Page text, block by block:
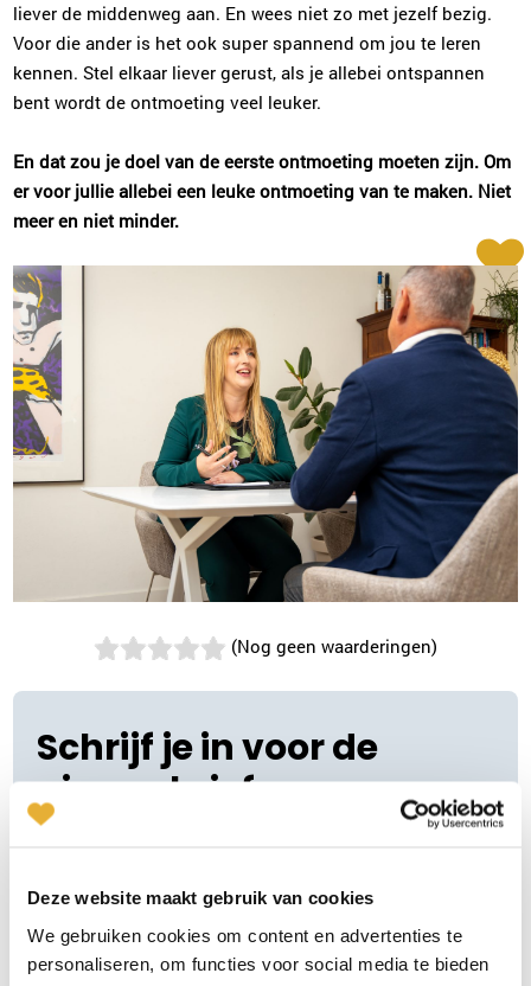
Deze website maakt gebruik van cookies
We gebruiken cookies om content en advertenties te
personaliseren, om functies voor social media te bieden
liever de middenweg aan. En wees niet zo met jezelf bezig.
Voor die ander is het ook super spannend om jou te leren
kennen. Stel elkaar liever gerust, als je allebei ontspannen
bent wordt de ontmoeting veel leuker.
En dat zou je doel van de eerste ontmoeting moeten zijn. Om
er voor jullie allebei een leuke ontmoeting van te maken. Niet
meer en niet minder.
(Nog geen waarderingen)
Schrijf je in voor de
nieuwsbrief
Vul je naam en e-mailadres in. Je ontvangt regelmatig
♥
"* " geeft vereiste velden aan
Naam